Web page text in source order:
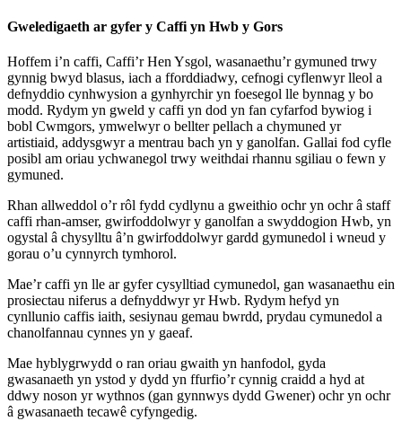
Gweledigaeth ar gyfer y Caffi yn Hwb y Gors
Hoffem i’n caffi, Caffi’r Hen Ysgol, wasanaethu’r gymuned trwy
gynnig bwyd blasus, iach a fforddiadwy, cefnogi cyflenwyr lleol a
defnyddio cynhwysion a gynhyrchir yn foesegol lle bynnag y bo
modd. Rydym yn gweld y caffi yn dod yn fan cyfarfod bywiog i
bobl Cwmgors, ymwelwyr o bellter pellach a chymuned yr
artistiaid, addysgwyr a mentrau bach yn y ganolfan. Gallai fod cyfle
posibl am oriau ychwanegol trwy weithdai rhannu sgiliau o fewn y
gymuned.
Rhan allweddol o’r rôl fydd cydlynu a gweithio ochr yn ochr â staff
caffi rhan-amser, gwirfoddolwyr y ganolfan a swyddogion Hwb, yn
ogystal â chysylltu â’n gwirfoddolwyr gardd gymunedol i wneud y
gorau o’u cynnyrch tymhorol.
Mae’r caffi yn lle ar gyfer cysylltiad cymunedol, gan wasanaethu ein
prosiectau niferus a defnyddwyr yr Hwb. Rydym hefyd yn
cynllunio caffis iaith, sesiynau gemau bwrdd, prydau cymunedol a
chanolfannau cynnes yn y gaeaf.
Mae hyblygrwydd o ran oriau gwaith yn hanfodol, gyda
gwasanaeth yn ystod y dydd yn ffurfio’r cynnig craidd a hyd at
ddwy noson yr wythnos (gan gynnwys dydd Gwener) ochr yn ochr
â gwasanaeth tecawê cyfyngedig.